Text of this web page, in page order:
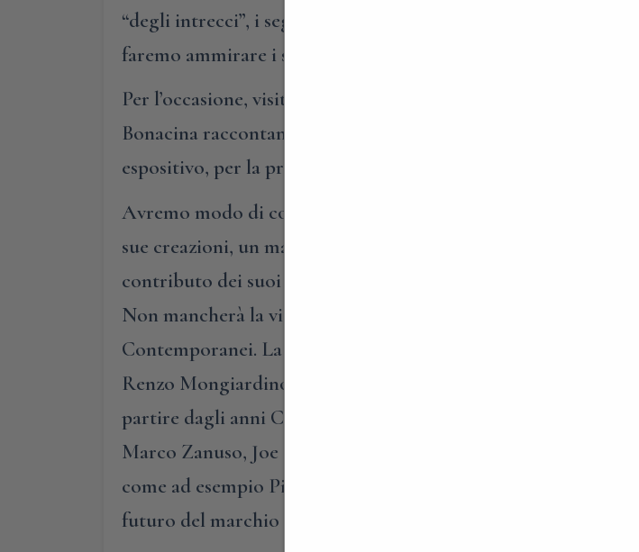
“degli intrecci”, i segreti della sua produzione di mobili in
faremo ammirare i suoi straordinari arredi di design
Per l’occasione, visiteremo lo storico edificio anni ’60,
Bonacina raccontando la sua storia dal 1889 ad oggi.
espositivo, per la presentazione delle più recenti collezioni.
Avremo modo di conoscere il lavoro del fondatore, Giovanni
sue creazioni, un materiale naturale allora poco conosciuto,
contributo dei suoi discendenti, le quattro generazioni della
Non mancherà la visita alle tre collezioni del brand, sia
Contemporanei. La collezione Decor è il risultato della
Renzo Mongiardino, Gae Aulenti e Mattia Bonetti. La
partire dagli anni Cinquanta con i protagonisti del design
Marco Zanuso, Joe Colombo e Tito Agnoli, solo per citarne
come ad esempio Piero Lissoni, Marco Zanuso Jr. Il brand
futuro del marchio grazie alla visione solida e lungimirante